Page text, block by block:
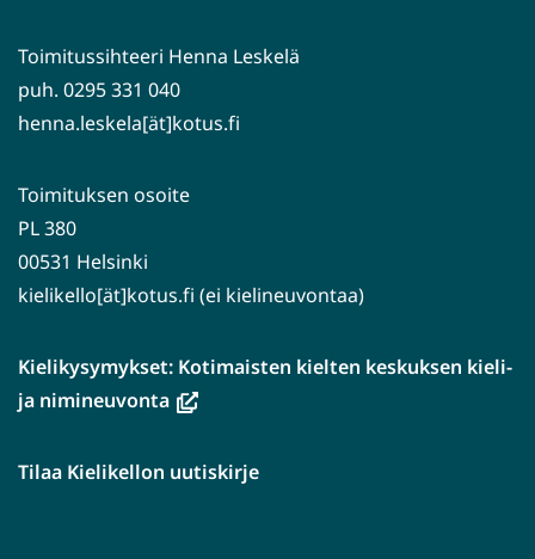
Toimitussihteeri Henna Leskelä
puh. 0295 331 040
henna.leskela[ät]kotus.fi
Toimituksen osoite
PL 380
00531 Helsinki
kielikello[ät]kotus.fi (ei kielineuvontaa)
Kielikysymykset: Kotimaisten kielten keskuksen kieli-
ja nimineuvonta(avautuu
ikkunaan,
Tilaa Kielikellon uutiskirje